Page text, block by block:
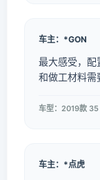
车主：*GON
最大感受，配
和做工材料需
车型：2019款 35
车主：*点虎